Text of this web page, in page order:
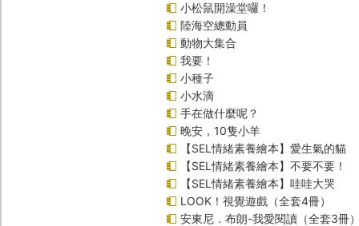
小松鼠開澡堂囉！
陸海空總動員
動物大集合
我要！
小種子
小水滴
手在做什麼呢？
晚安，10隻小羊
【SEL情緒素養繪本】愛生氣的貓
【SEL情緒素養繪本】不要不要！
【SEL情緒素養繪本】哇哇大哭
LOOK！視覺遊戲（全套4冊）
安東尼．布朗-我愛閱讀（全套3冊